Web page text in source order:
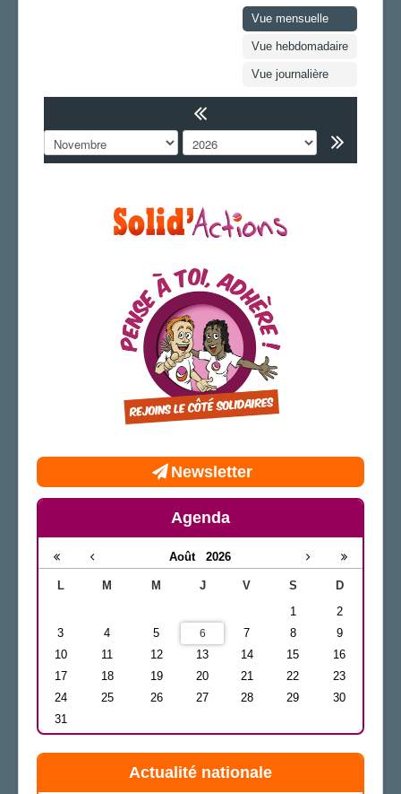
Vue mensuelle
Vue hebdomadaire
Vue journalière
Newsletter
Agenda
Août 2026
L M M J V S
D
1
2
3
4 5 6 7 8
9
10
11 12 13 14 15
16
17
18 19 20 21 22
23
24
25 26 27 28 29
30
31
Actualité nationale